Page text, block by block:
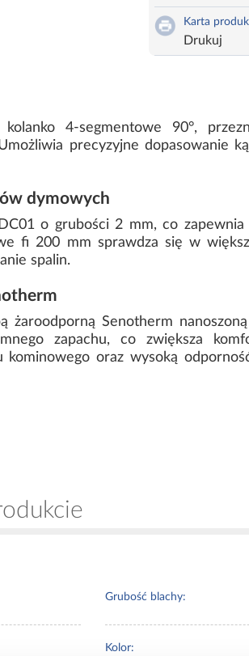
Karta
Drukuj
4-segmentowe 90°,
precyzyjne dopasowanie
dymowych
o grubości 2 mm, co
fi 200 mm sprawdza się w
spalin.
żaroodporną Senotherm
zapachu, co zwiększa
oraz wysoką
Grubość blachy:
Kolor: